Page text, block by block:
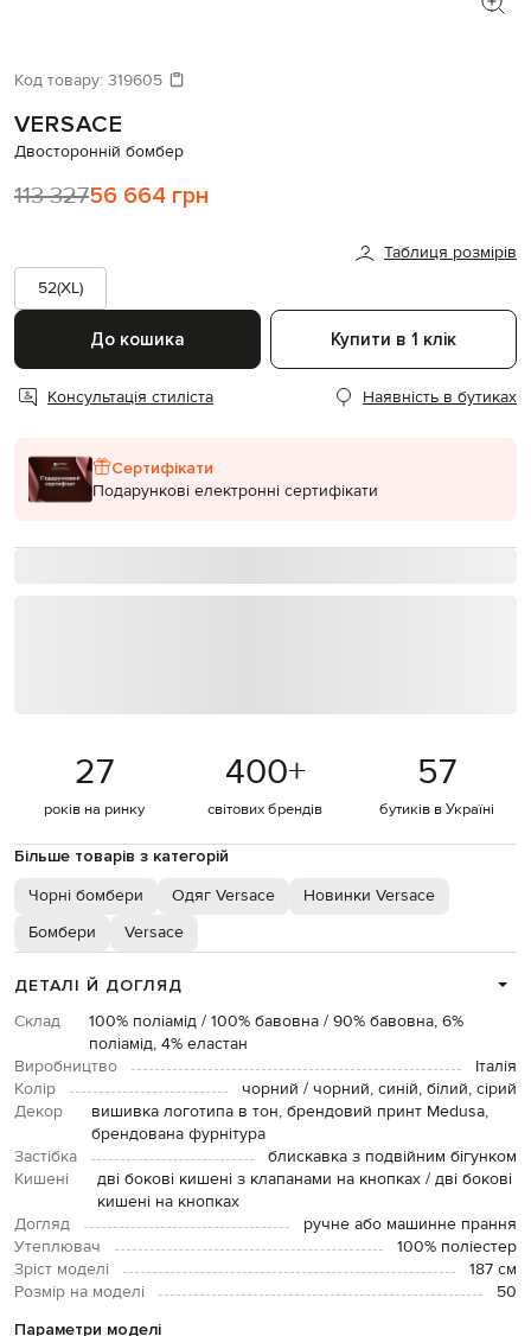
Код товару: 319605
VERSACE
Двосторонній бомбер
113 32756 664 грн
Таблиця розмірів
52(XL)
До кошика Купити в 1 клік
Консультація стиліста Наявність в бутиках
Сертифікати
Подарункові електронні сертифікати
27
років на ринку
400+
світових брендів
57
бутиків в Україні
Більше товарів з категорій
Чорні бомбери Одяг Versace
Новинки Versace
Бомбери
Versace
ДЕТАЛІ Й ДОГЛЯД
Склад
100% поліамід / 100% бавовна / 90% бавовна, 6%
поліамід, 4% еластан
Виробництво
Італія
Колір
чорний / чорний, синій, білий, сірий
Декор
вишивка логотипа в тон, брендовий принт Medusa,
брендована фурнітура
Застібка
блискавка з подвійним бігунком
Кишені
дві бокові кишені з клапанами на кнопках / дві бокові
кишені на кнопках
Догляд
ручне або машинне прання
Утеплювач
100% поліестер
Зріст моделі
187 см
Розмір на моделі
50
Параметри моделі